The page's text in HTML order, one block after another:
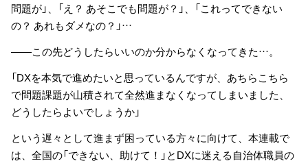
問題が」、「え？ あそこでも問題が？」、「これってできない
の？ あれもダメなの？」…
――この先どうしたらいいのか分からなくなってきた…。
「DXを本気で進めたいと思っているんですが、あちらこちら
で問題課題が山積されて全然進まなくなってしまいました、
どうしたらよいでしょうか」
という遅々として進まず困っている方々に向けて、本連載で
は、全国の「できない、助けて！」とDXに迷える自治体職員の